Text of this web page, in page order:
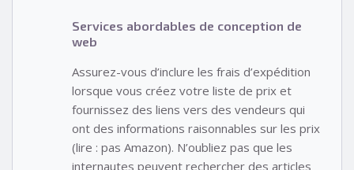
Services abordables de conception de
web
Assurez-vous d’inclure les frais d’expédition
lorsque vous créez votre liste de prix et
fournissez des liens vers des vendeurs qui
ont des informations raisonnables sur les prix
(lire : pas Amazon). N’oubliez pas que les
internautes peuvent rechercher des articles